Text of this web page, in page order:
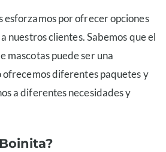
esforzamos por ofrecer opciones
nuestros clientes. Sabemos que el
mascotas puede ser una
ofrecemos diferentes paquetes y
a diferentes necesidades y